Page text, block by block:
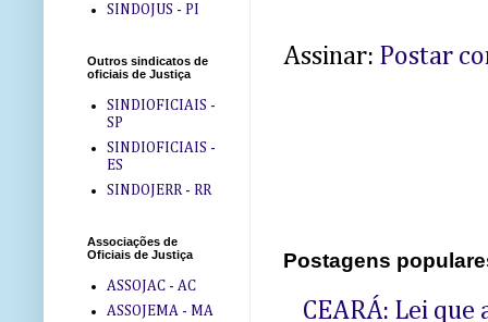
Assinar: Postar
Postagens
CEARÁ: Lei
SINDOJUS - PI
Outros sindicatos de
oficiais de Justiça
SINDIOFICIAIS -
SP
SINDIOFICIAIS -
ES
SINDOJERR - RR
Associações de
Oficiais de Justiça
ASSOJAC - AC
ASSOJEMA - MA